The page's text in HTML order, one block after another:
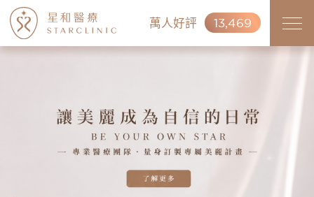
萬人好評 13,469